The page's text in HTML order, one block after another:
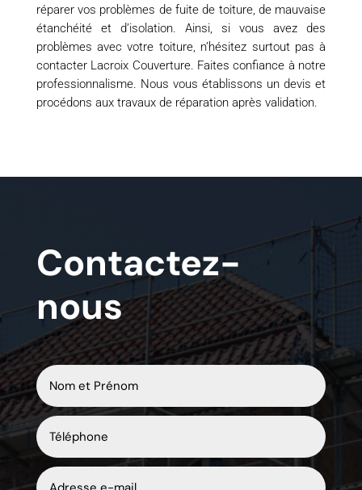
réparer vos problèmes de fuite de toiture, de mauvaise
étanchéité et d’isolation. Ainsi, si vous avez des
problèmes avec votre toiture, n’hésitez surtout pas à
contacter Lacroix Couverture. Faites confiance à notre
professionnalisme. Nous vous établissons un devis et
procédons aux travaux de réparation après validation.
Contactez-
nous